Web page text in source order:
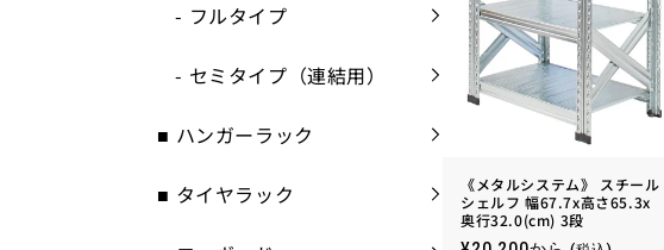
- フルタイプ
- セミタイプ（連結用）
■ ハンガーラック
■ タイヤラック
《メタルシステム》 スチール
シェルフ 幅67.7x高さ65.3x
奥行32.0(cm) 3段